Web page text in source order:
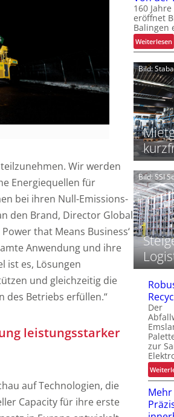
Wir werden
Energiequellen für
bei ihren Null-Emissions-
den Brand, Director Global
that Means Business‘
Anwendung und ihre
ist es, Lösungen
und gleichzeitig die
des Betriebs erfüllen.“
leistungsstarker
auf Technologien, die
Capacity für ihre erste
s
t
a
l
s
r
t
f
ü
r
c
i
c
t
s
t
f
f
r
l
l
t
r
-
s
t
c
t
r
f
r
s
p
z
i
f
i
s
c
P
160
eröffnet
Balingen
Weiterlesen:
n
r
z
r
I
Bild:
Bild: SSI
Der
zur